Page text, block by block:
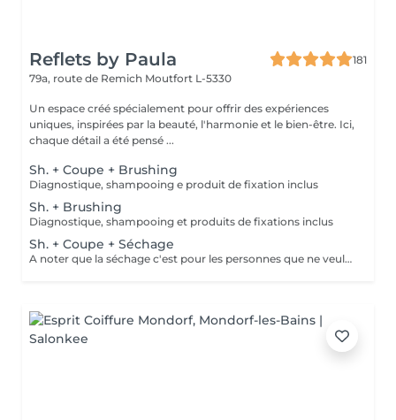
Reflets by Paula
181
79a, route de Remich Moutfort L-5330
Un espace créé spécialement pour offrir des expériences
uniques, inspirées par la beauté, l'harmonie et le bien-être. Ici,
chaque détail a été pensé ...
Sh. + Coupe + Brushing
Diagnostique, shampooing e produit de fixation inclus
Sh. + Brushing
Diagnostique, shampooing et produits de fixations inclus
Sh. + Coupe + Séchage
A noter que la séchage c'est pour les personnes que ne veulent pas faire le brushing. C'est simplement pour en enlever l'excès de l'eau du cheveux!